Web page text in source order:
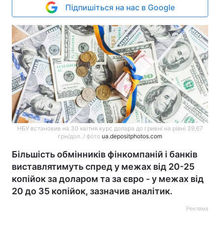
Підпишіться на нас в Google
НБУ встановив на 30 квітня курс долара до гривні на рівні 39,67
грн/дол. / фото ua.depositphotos.com
Більшість обмінників фінкомпаній і банків
виставлятимуть спред у межах від 20-25
копійок за доларом та за євро - у межах від
20 до 35 копійок, зазначив аналітик.
Реклама